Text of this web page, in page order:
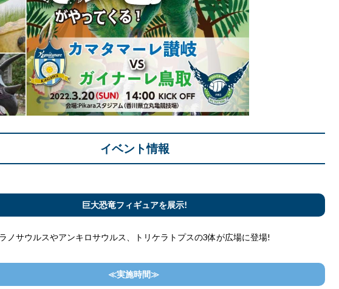
イベント情報
巨大恐竜フィギュアを展示!
ノサウルスやアンキロサウルス、トリケラトプスの3体が広場に登場!
≪実施時間≫